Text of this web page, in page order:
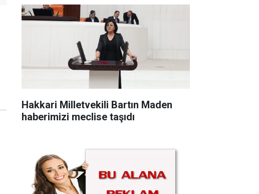
Hakkari Milletvekili Bartın Maden
haberimizi meclise taşıdı